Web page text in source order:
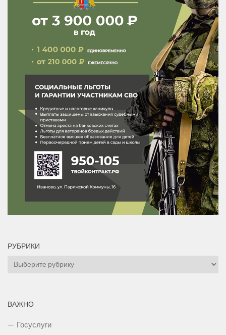
РУБРИКИ
Рубрики
ВАЖНО
Госуслуги